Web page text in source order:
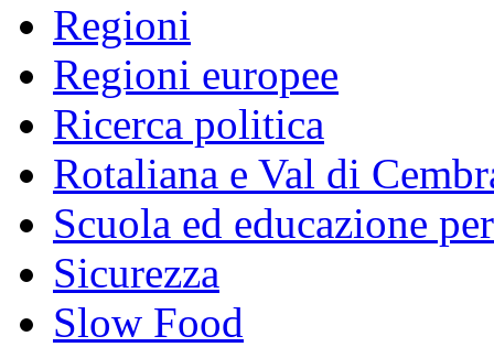
Regioni
Regioni europee
Ricerca politica
Rotaliana e Val di
Scuola ed educazione
Sicurezza
Slow Food